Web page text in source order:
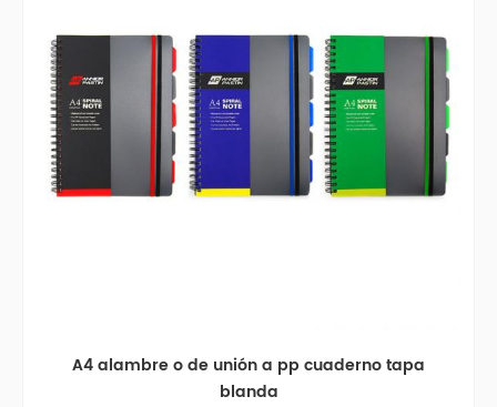
A4 alambre o de unión a pp cuaderno tapa
blanda